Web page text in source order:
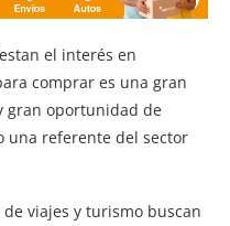
el interés en
comprar es una gran
gran oportunidad de
una referente del sector
viajes y turismo buscan